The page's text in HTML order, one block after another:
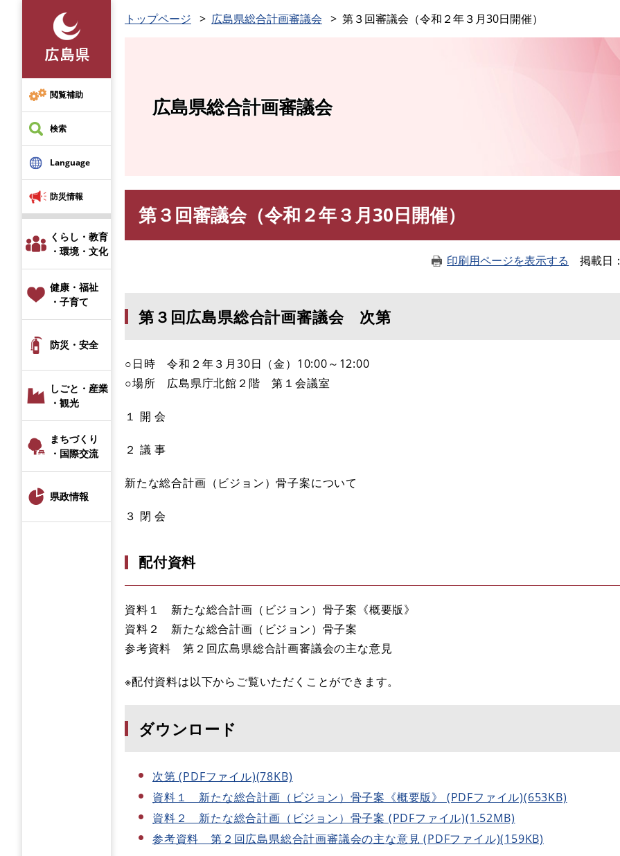
先
頭
で
す
閲覧補助
検索
Language
防災情報
くらし・教育
・環境・文化
健康・福祉
・子育て
防災・安全
しごと・産業
・観光
まちづくり
・国際交流
県政情報
トップページ 広島県総合計画審議会 第３回審議会（令和２年３月30日開催）
広島県総合計画審議会
第３回審議会（令和２年３月30日開催）
印刷用ページを表示する 掲載日
第３回広島県総合計画審議会 次第
○日時 令和２年３月30日（金）10:00～12:00
○場所 広島県庁北館２階 第１会議室
１ 開 会
２ 議 事
新たな総合計画（ビジョン）骨子案について
３ 閉 会
配付資料
資料１ 新たな総合計画（ビジョン）骨子案《概要版》
資料２ 新たな総合計画（ビジョン）骨子案
参考資料 第２回広島県総合計画審議会の主な意見
※配付資料は以下からご覧いただくことができます。
ダウンロード
次第 (PDFファイル)(78KB)
資料１ 新たな総合計画（ビジョン）骨子案《概要版》 (PDFファイル)(653KB)
資料２ 新たな総合計画（ビジョン）骨子案 (PDFファイル)(1.52MB)
参考資料 第２回広島県総合計画審議会の主な意見 (PDFファイル)(159KB)